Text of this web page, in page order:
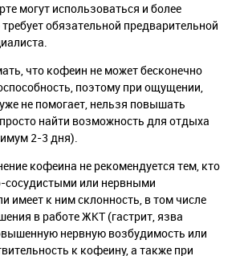
могут использоваться и более
обязательной предварительной
что кофеин не может бесконечно
поэтому при ощущении,
не помогает, нельзя повышать
найти возможность для отдыха
2-3 дня).
кофеина не рекомендуется тем, кто
сосудистыми или нервными
имеет к ним склонность, в том числе
в работе ЖКТ (гастрит, язва
нервную возбудимость или
к кофеину, а также при